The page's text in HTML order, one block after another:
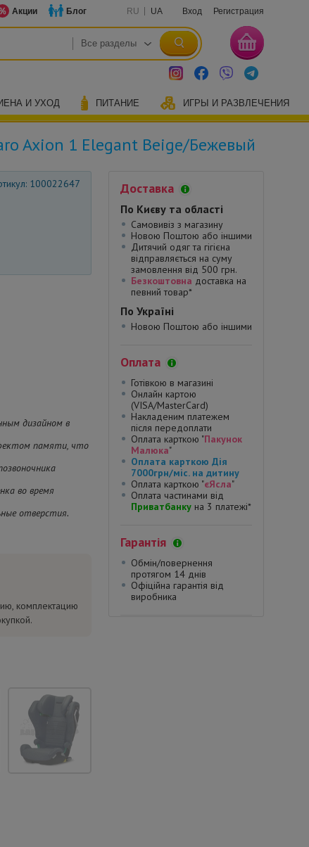
Акции Блог RU UA Вход Регистрация
И УХОД ПИТАНИЕ ИГРЫ И РАЗВЛЕЧЕНИЯ
Axion 1 Elegant Beige/Бежевый
100022647
дизайном в
памяти, что
во время
отверстия.
комплектацию
Доставка
По Києву та області
Самовивіз з магазину
Новою Поштою або іншими
Дитячий одяг та гігієна
відправляється на суму
замовлення від 500 грн.
Безкоштовна доставка на
певний товар*
По Україні
Новою Поштою або іншими
Оплата
Готівкою в магазині
Онлайн картою
(VISA/MasterCard)
Накладеним платежем
після передоплати
Оплата карткою "Пакунок
Малюка"
Оплата карткою Дія
7000грн/міс. на дитину
Оплата карткою "єЯсла"
Оплата частинами від
Приватбанку на 3 платежі*
Гарантія
Обмін/повернення
протягом 14 днів
Офіційна гарантія від
виробника